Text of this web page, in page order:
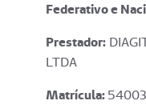
Federativo e
Prestador:
LTDA
Matrícula: